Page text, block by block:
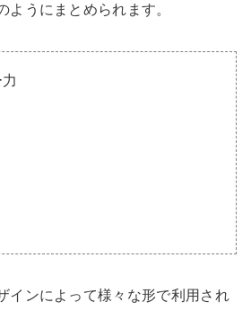
ようにまとめられます。
インによって様々な形で利用され